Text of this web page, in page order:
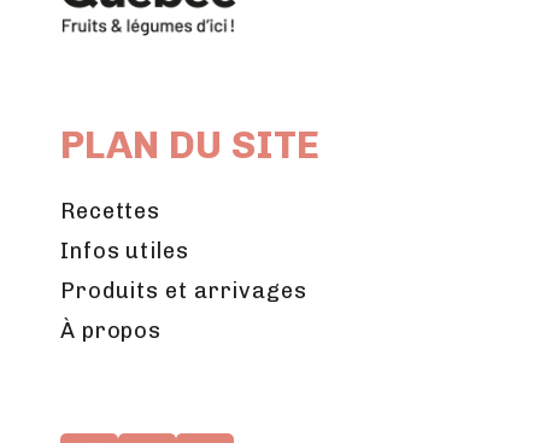
PLAN DU SITE
Recettes
Infos utiles
Produits et arrivages
À propos